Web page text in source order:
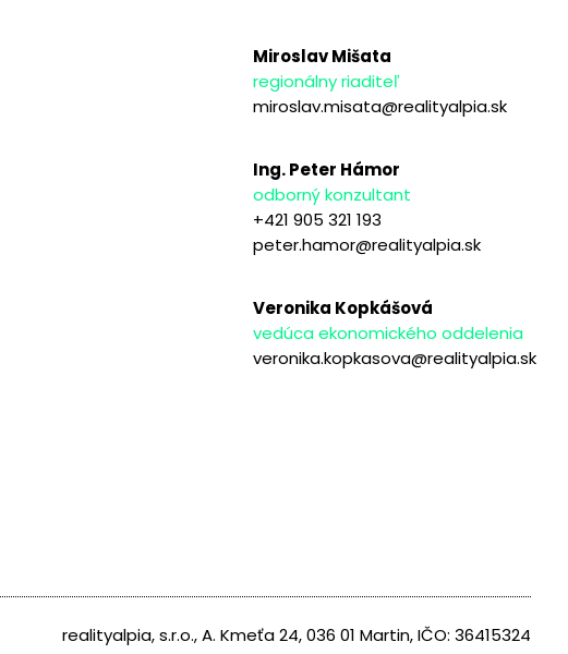
Miroslav Mišata
regionálny riaditeľ
miroslav.misata@realityalpia.sk
Ing. Peter Hámor
odborný konzultant
+421 905 321 193
peter.hamor@realityalpia.sk
Veronika Kopkášová
vedúca ekonomického oddelenia
veronika.kopkasova@realityalpia.sk
realityalpia, s.r.o., A. Kmeťa 24, 036 01 Martin, IČO: 36415324